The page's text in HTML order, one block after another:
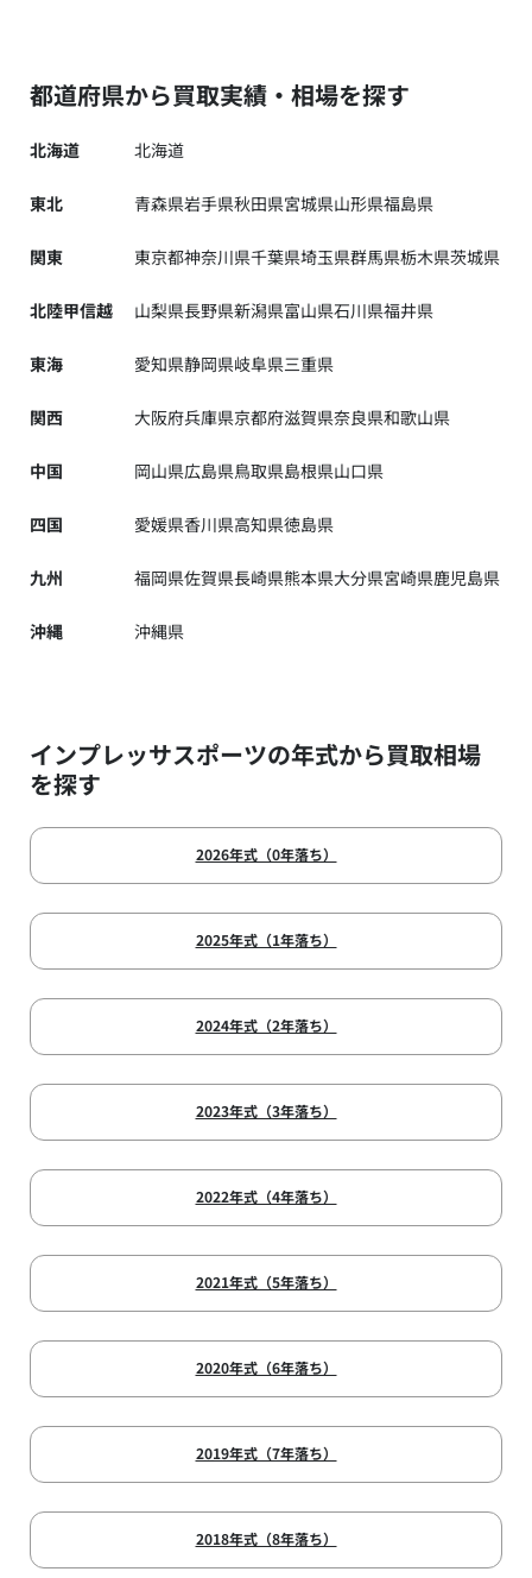
都道府県から買取実績・相場を探す
北海道 北海道
東北 青森県岩手県秋田県宮城県山形県福島県
関東 東京都神奈川県千葉県埼玉県群馬県栃木県茨城県
北陸甲信越 山梨県長野県新潟県富山県石川県福井県
東海 愛知県静岡県岐阜県三重県
関西 大阪府兵庫県京都府滋賀県奈良県和歌山県
中国 岡山県広島県鳥取県島根県山口県
四国 愛媛県香川県高知県徳島県
九州 福岡県佐賀県長崎県熊本県大分県宮崎県鹿児島県
沖縄 沖縄県
インプレッサスポーツの年式から買取相場
を探す
2026年式（0年落ち）
2025年式（1年落ち）
2024年式（2年落ち）
2023年式（3年落ち）
2022年式（4年落ち）
2021年式（5年落ち）
2020年式（6年落ち）
2019年式（7年落ち）
2018年式（8年落ち）